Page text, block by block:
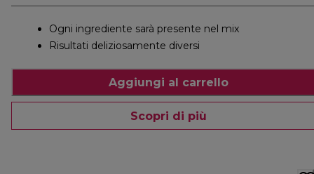
Ogni ingrediente sarà presente nel mix
Risultati deliziosamente diversi
Aggiungi al carrello
Scopri di più